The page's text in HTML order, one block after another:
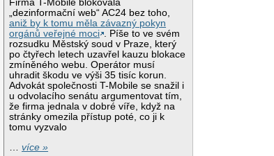
Firma T-Mobile blokovala
„dezinformační web“ AC24 bez toho,
aniž by k tomu měla závazný pokyn
orgánů veřejné moci . Píše to ve svém
rozsudku Městský soud v Praze, který
po čtyřech letech uzavřel kauzu blokace
zmíněného webu. Operátor musí
uhradit škodu ve výši 35 tisíc korun.
Advokát společnosti T-Mobile se snažil i
u odvolacího senátu argumentovat tím,
že firma jednala v dobré víře, když na
stránky omezila přístup poté, co ji k
tomu vyzvalo
…více »